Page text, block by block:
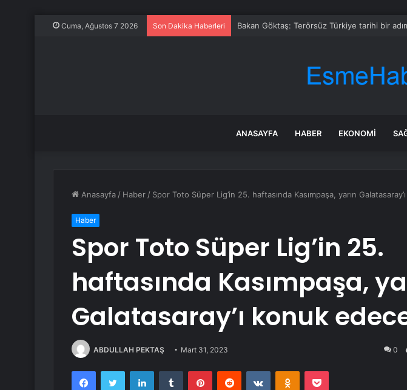
Cuma, Ağustos 7 2026 Son Dakika Haberleri Bakan Göktaş: Terörsüz Türkiye tarihi bir
ANASAYFA HABER EKONOMI
Anasayfa / Haber / Spor Toto Süper Lig’in 25. haftasında Kasımpaşa, yarın
Haber
Spor Toto Süper Lig’in 25.
haftasında Kasımpaşa,
Galatasaray’ı konuk
ABDULLAH PEKTAŞ Mart 31, 2023 0
FacebookTwitter LinkedInTumblr PinterestReddit VKontakteOdnoklassniki
Pocket